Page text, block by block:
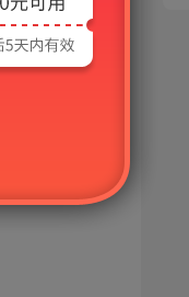
同一个账号只
号登录，这种